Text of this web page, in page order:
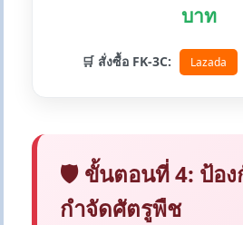
บาท
🛒 สั่งซื้อ FK-3C: Lazada
🛡️ ขั้นตอนที่ 4: ป้อง
กำจัดศัตรูพืช